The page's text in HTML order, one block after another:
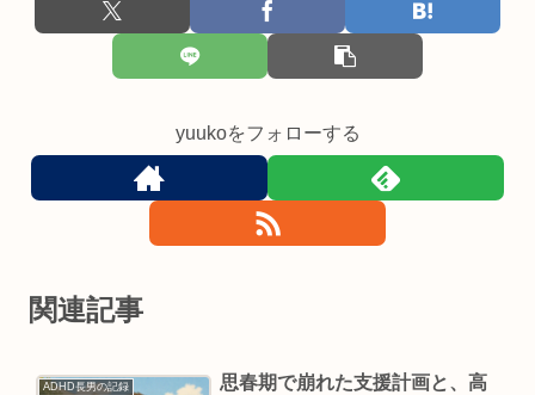
yuukoをフォローする
関連記事
ADHD長男の記録
思春期で崩れた支援計画と、高